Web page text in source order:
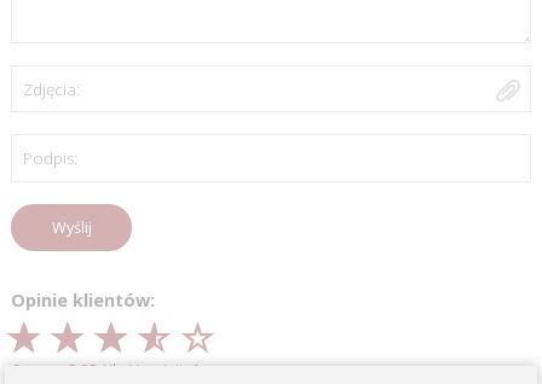
Zdjęcia:
Podpis:
Wyślij
Opinie klientów:
Ocena: 3.25 / Ilość opinii: 4